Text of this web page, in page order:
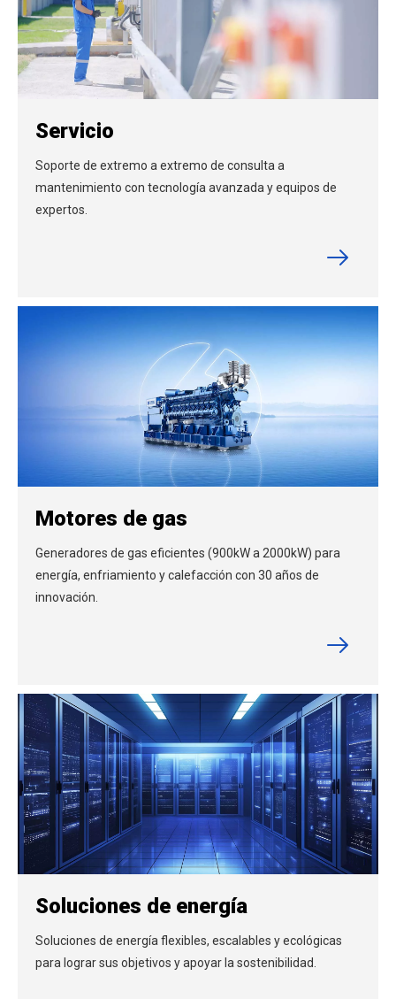
Servicio
Soporte de extremo a extremo de consulta a
mantenimiento con tecnología avanzada y equipos de
expertos.
Motores de gas
Generadores de gas eficientes (900kW a 2000kW) para
energía, enfriamiento y calefacción con 30 años de
innovación.
Soluciones de energía
Soluciones de energía flexibles, escalables y ecológicas
para lograr sus objetivos y apoyar la sostenibilidad.